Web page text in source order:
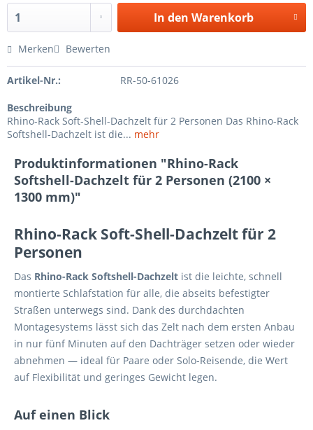
In den Warenkorb
Merken Bewerten
Artikel-Nr.: RR-50-61026
Beschreibung
Rhino-Rack Soft-Shell-Dachzelt für 2 Personen Das Rhino-Rack
Softshell-Dachzelt ist die... mehr
Produktinformationen "Rhino-Rack
Softshell-Dachzelt für 2 Personen (2100 ×
1300 mm)"
Rhino-Rack Soft-Shell-Dachzelt für 2
Personen
Das Rhino-Rack Softshell-Dachzelt ist die leichte, schnell
montierte Schlafstation für alle, die abseits befestigter
Straßen unterwegs sind. Dank des durchdachten
Montagesystems lässt sich das Zelt nach dem ersten Anbau
in nur fünf Minuten auf den Dachträger setzen oder wieder
abnehmen — ideal für Paare oder Solo-Reisende, die Wert
auf Flexibilität und geringes Gewicht legen.
Auf einen Blick